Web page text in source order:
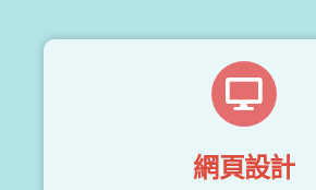
網頁設計